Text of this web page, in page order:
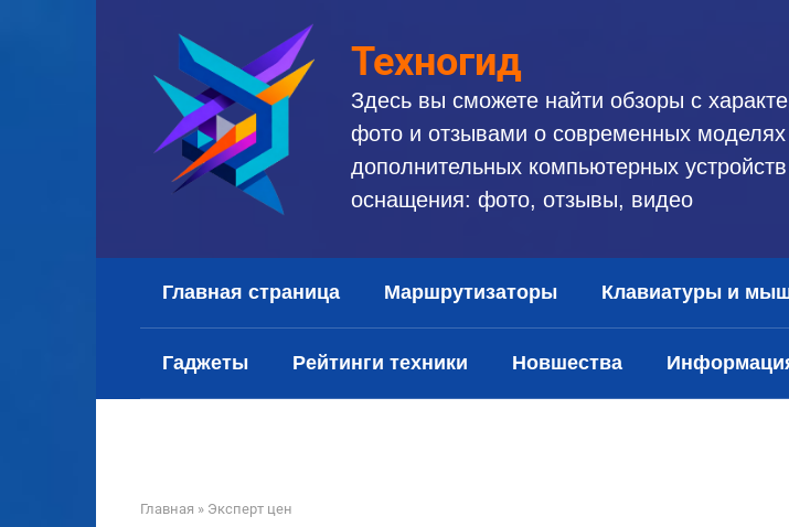
Техногид
Здесь вы сможете найти обзоры с
фото и отзывами о современных моделях
дополнительных компьютерных
оснащения: фото, отзывы, видео
Главная страница Маршрутизаторы Клавиатуры и
Гаджеты Рейтинги техники Новшества
Главная » Эксперт цен